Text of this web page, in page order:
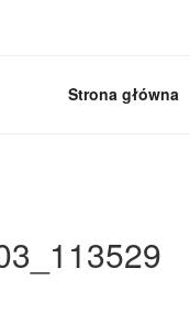
specjalnie dla Ciebie!
Strona główna